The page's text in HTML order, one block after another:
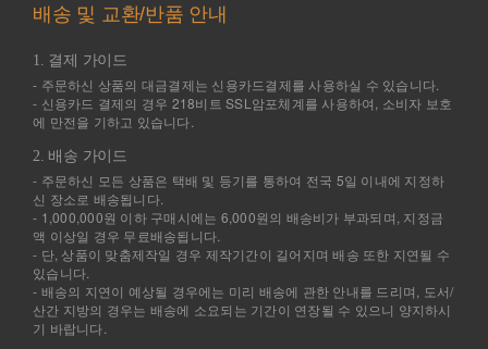
배송 및 교환/반품 안내
1. 결제 가이드
- 주문하신 상품의 대금결제는 신용카드결제를 사용하실 수 있습니다.
- 신용카드 결제의 경우 218비트 SSL암포체계를 사용하여, 소비자 보호
에 만전을 기하고 있습니다.
2. 배송 가이드
- 주문하신 모든 상품은 택배 및 등기를 통하여 전국 5일 이내에 지정하
신 장소로 배송됩니다.
- 1,000,000원 이하 구매시에는 6,000원의 배송비가 부과되며, 지정금
액 이상일 경우 무료배송됩니다.
- 단, 상품이 맞춤제작일 경우 제작기간이 길어지며 배송 또한 지연될 수
있습니다.
- 배송의 지연이 예상될 경우에는 미리 배송에 관한 안내를 드리며, 도서/
산간 지방의 경우는 배송에 소요되는 기간이 연장될 수 있으니 양지하시
기 바랍니다.